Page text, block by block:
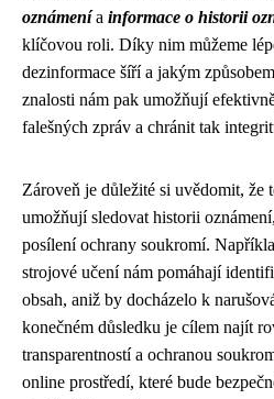
oznámenía informace o historii
klíčovou roli. Díky nim můžeme
dezinformace šíří a jakým
znalosti nám pak umožňují
falešných zpráv a chránit tak
Zároveň je důležité si uvědomit, že
umožňují sledovat historii
posílení ochrany soukromí.
strojové učení nám pomáhají
obsah, aniž by docházelo k
konečném důsledku je cílem najít
transparentností a ochranou
online prostředí, které bude